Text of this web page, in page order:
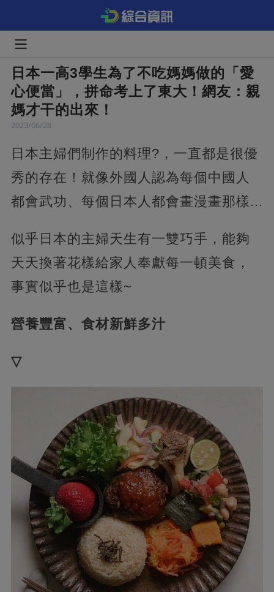
日本一高3學生為了不吃媽媽做的「愛
心便當」，拼命考上了東大！網友：親
媽才干的出來！
2023/06/28
日本主婦們制作的料理?，一直都是很優
秀的存在！就像外國人認為每個中國人
都會武功、每個日本人都會畫漫畫那樣...
似乎日本的主婦天生有一雙巧手，能夠
天天換著花樣給家人奉獻每一頓美食，
事實似乎也是這樣~
營養豐富、食材新鮮多汁
▽